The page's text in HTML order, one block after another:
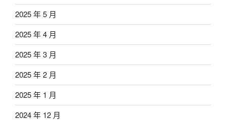
2025 年 5 月
2025 年 4 月
2025 年 3 月
2025 年 2 月
2025 年 1 月
2024 年 12 月